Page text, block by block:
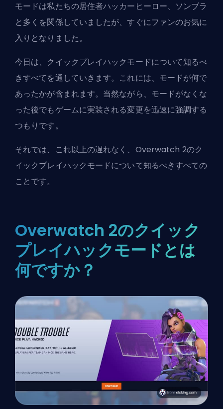
モードは私たちの居住者ハッカーヒーロー、ソンブラ
と多くを関係していましたが、すぐにファンのお気に
入りとなりました。
今日は、クイックプレイハックモードについて知るべ
きすべてを通していきます。これには、モードが何で
あったかが含まれます。当然ながら、モードがなくな
った後でもゲームに実装される変更を迅速に強調する
つもりです。
それでは、これ以上の遅れなく、Overwatch 2のク
イックプレイハックモードについて知るべきすべての
ことです。
Overwatch 2のクイック
プレイハックモードとは
何ですか？